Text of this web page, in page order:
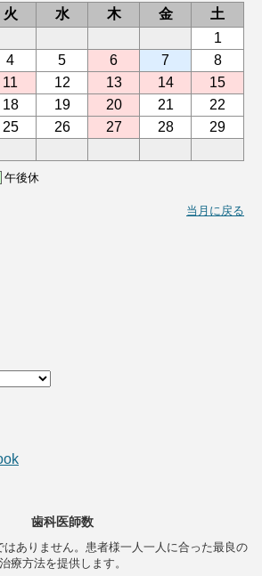
火 水 木 金
土
1
4 5 6 7
8
11 12 13 14
15
18 19 20 21
22
25 26 27 28
29
午後休
当月に戻る
歯科医師数
ありません。患者様一人一人に合った最良の
治療方法を提供します。